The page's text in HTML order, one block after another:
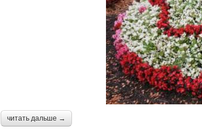
читать дальше →